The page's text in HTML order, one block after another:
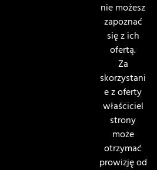
nie możesz
zapoznać
się z ich
ofertą.
Za
skorzystani
e z oferty
właściciel
strony
może
otrzymać
prowizję od